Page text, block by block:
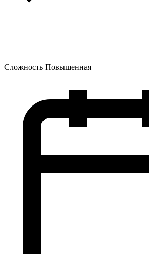
Сложность Повышенная